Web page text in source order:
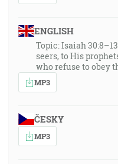
ENGLISH
Topic: Isaiah
seers, to His
who refuse to obey
MP3
ČESKY
MP3